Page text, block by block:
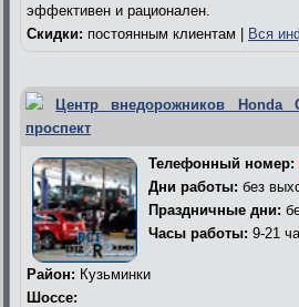
эффективен и рационален.
Скидки: постоянным клиентам | Вся
Центр внедорожников Honda
проспект
Телефонный номер:
Дни работы: без
Праздничные дни:
Часы работы: 9-21
Район: Кузьминки
Шоссе: